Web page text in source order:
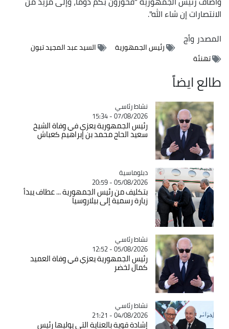
الانتصارات إن شاء الله".
المصدروأج
رئيس الجمهورية
السيد عبد المجيد تبون
تهنئة
طالع ايضاً
Catégorie
نشاط رئاسي
07/08/2026 - 15:34
رئيس الجمهورية يعزي في وفاة الشيخ
سعيد الحاج محمد بن إبراهيم كعباش
Catégorie
دبلوماسية
05/08/2026 - 20:59
بتكليف من رئيس الجمهورية ... عطاف يبدأ
زيارة رسمية إلى بيلاروسيا
Catégorie
نشاط رئاسي
05/08/2026 - 12:52
رئيس الجمهورية يعزي في وفاة العميد
كمال لخضر
Catégorie
نشاط رئاسي
04/08/2026 - 21:21
إشادة قوية بالعناية التي يوليها رئيس